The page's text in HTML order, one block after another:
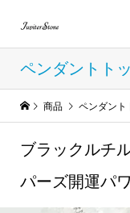
ペンダントト
商品 ペンダント
ブラックルチ
パーズ開運パ